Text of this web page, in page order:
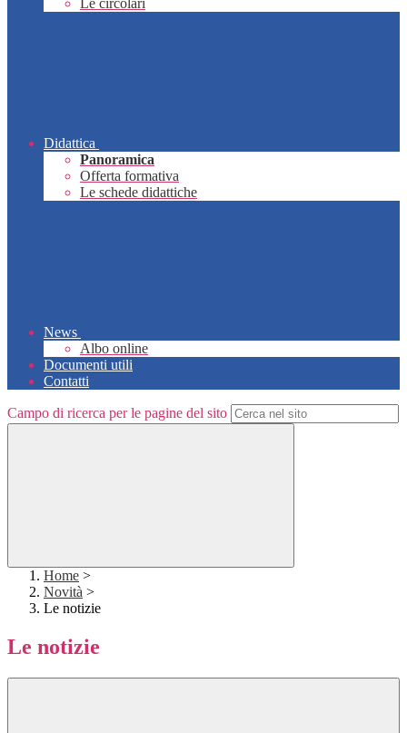
Le circolari
Didattica
Panoramica
Offerta formativa
Le schede didattiche
News
Albo online
Documenti utili
Contatti
Campo di ricerca per le pagine del sito
Home >
Novità >
Le notizie
Le notizie